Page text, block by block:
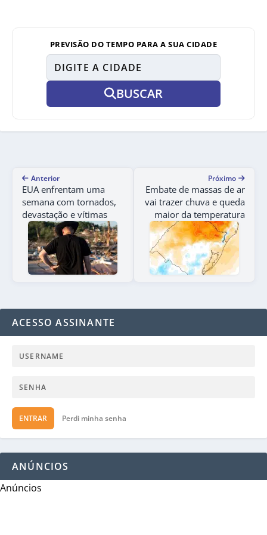
PREVISÃO DO TEMPO PARA A SUA CIDADE
BUSCAR
Anterior
EUA enfrentam uma
semana com tornados,
devastação e vítimas
Próximo
Embate de massas de ar
vai trazer chuva e queda
maior da temperatura
ACESSO ASSINANTE
ENTRAR Perdi minha senha
ANÚNCIOS
Anúncios